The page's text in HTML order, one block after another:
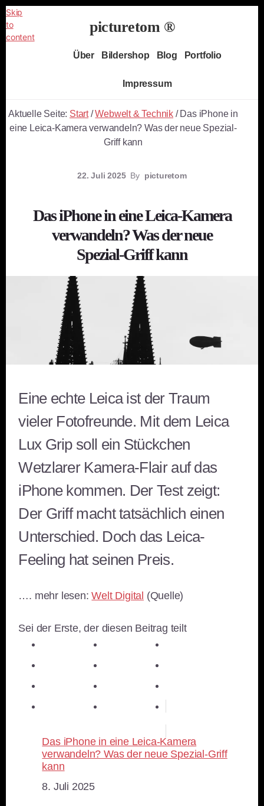
Skip
to
content
picturetom ®
Independent
Über Bildershop Blog Portfolio
Impressum
Aktuelle Seite: Start / Webwelt & Technik /Das iPhone in
eine Leica-Kamera verwandeln? Was der neue Spezial-
Griff kann
22. Juli 2025 By picturetom
Das iPhone in eine Leica-Kamera
verwandeln? Was der neue
Spezial-Griff kann
Eine echte Leica ist der Traum
vieler Fotofreunde. Mit dem Leica
Lux Grip soll ein Stückchen
Wetzlarer Kamera-Flair auf das
iPhone kommen. Der Test zeigt:
Der Griff macht tatsächlich einen
Unterschied. Doch das Leica-
Feeling hat seinen Preis.
…. mehr lesen:Welt Digital (Quelle)
Sei der Erste, der diesen Beitrag teilt
Das iPhone in eine Leica-Kamera
verwandeln? Was der neue Spezial-Griff
kann
Datum
8. Juli 2025